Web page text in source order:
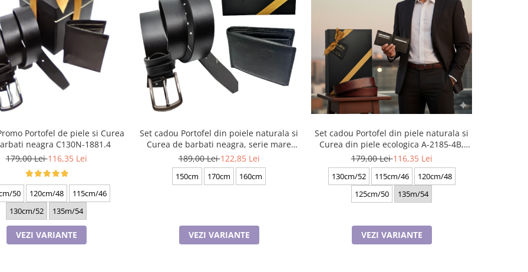
Portofel de piele si Curea
neagra C130N-1881.4
179,00 Lei116,35 Lei
50 120cm/48
115cm/46
130cm/52
135m/54
VEZI VARIANTE
Set cadou Portofel din poiele naturala si
Curea de barbati neagra, serie mare
battal, A702-4.N_1379
189,00 Lei122,85 Lei
150cm 170cm 160cm
VEZI VARIANTE
Set cadou Portofel din piele naturala si
Curea din piele ecologica A-2185-4B,
latime curea 3.5cm, e-CADOU
179,00 Lei116,35 Lei
130cm/52 115cm/46
120cm/48
125cm/50
135m/54
VEZI VARIANTE